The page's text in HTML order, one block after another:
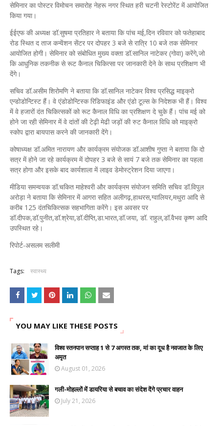
सेमिनार का पोस्टर विमोचन समारोह नेहरू नगर स्थित हरी चटनी रेस्टोरेंट में आयोजित
किया गया।
ईईएफ की अध्यक्ष डॉ.सुषमा प्रतिहार ने बताया कि पांच मई,दिन रविवार को फतेहाबाद
रोड स्थित द ताज कन्वेंशन सेंटर पर दोपहर 3 बजे से रात्रि 10 बजे तक सेमिनार
आयोजित होगी। सेमिनार को संबोधित मुख्य वक्ता डॉ.सानिल नाटेकर (गोवा) करेंगे,जो
कि आधुनिक तकनीक से रूट कैनाल चिकित्सा पर जानकारी देने के साथ प्रशिक्षण भी
देंगे।
सचिव डॉ.असीम शिरोमणि ने बताया कि डॉ.सानिल नाटेकर विश्व प्रसिद्ध माइक्रो
एन्डोडोन्टिस्ट हैं। वे एंडोडोन्टिस्क रिडिफाइंड और एंडो टूल्स के निदेशक भी हैं। विश्व
में वे हजारों दंत चिकित्सकों को रूट कैनाल विधि का प्रशिक्षण दे चुके हैं। पांच मई को
होने जा रही सेमिनार में वे दांतों की टेढ़ी मेढी जड़ों की रुट कैनाल विधि को माइक्रो
स्कोप द्वारा बायपास करने की जानकारी देंगे।
कोषाध्यक्ष डॉ.अमित नारायण और कार्यक्रम संयोजक डॉ.आशीष गुप्ता ने बताया कि दो
सत्र में होने जा रहे कार्यक्रम में दोपहर 3 बजे से सायं 7 बजे तक सेमिनार का पहला
सत्र होगा और इसके बाद कार्यशाला में लाइव डेमोस्ट्रेशन दिया जाएगा।
मीडिया समन्वयक डॉ.चकित माहेश्वरी और कार्यक्रम संयोजन समिति सचिव डॉ.विपुल
अरोड़ा ने बताया कि सेमिनार में आगरा सहित अलीगढ़,हाथरस,ग्वालियर,मथुरा आदि से
करीब 125 दंतचिकित्सक सहभागिता करेंगे। इस अवसर पर
डॉ.दीपक,डॉ.पुनीत,डॉ.श्रेया,डॉ.दीप्ति,डा.भारत,डॉ.जया, डॉ. राहुल,डॉ.वैभव कृष्ण आदि
उपस्थित रहे।
रिपोर्ट-असलम सलीमी
Tags: स्वास्थ्य
YOU MAY LIKE THESE POSTS
विश्व स्तनपान सप्ताह 1 से 7 अगस्त तक, मां का दूध है नवजात के लिए
अमृत
August 01, 2026
गली-मोहल्लों में डायरिया से बचाव का संदेश देंगे प्रचार वाहन
July 21, 2026